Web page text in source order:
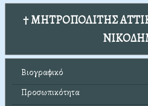
† ΜΗΤΡΟΠΟΛΙΤΗΣ
Βιογραφικό
Προσωπικότητα